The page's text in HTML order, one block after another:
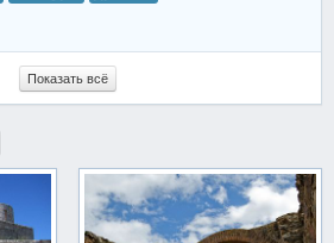
Показать всё